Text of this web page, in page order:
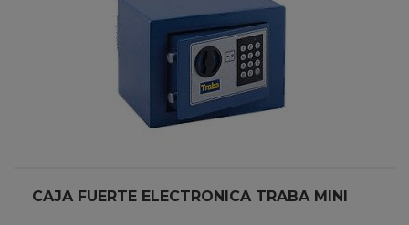
CAJA FUERTE ELECTRONICA TRABA MINI